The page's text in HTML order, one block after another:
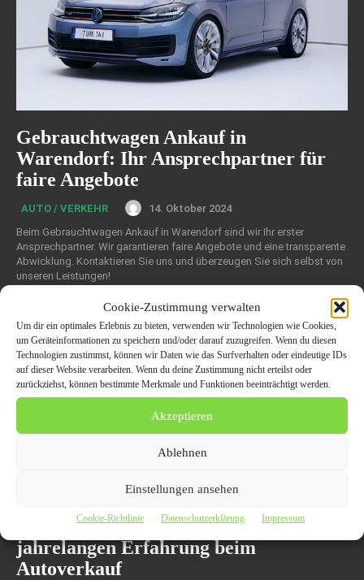
Cookie-Zustimmung verwalten
Um dir ein optimales Erlebnis zu bieten, verwenden wir Technologien wie Cookies,
um Geräteinformationen zu speichern und/oder darauf zuzugreifen. Wenn du diesen
Technologien zustimmst, können wir Daten wie das Surfverhalten oder eindeutige IDs
auf dieser Website verarbeiten. Wenn du deine Zustimmung nicht erteilst oder
zurückziehst, können bestimmte Merkmale und Funktionen beeinträchtigt werden.
Akzeptieren
Ablehnen
Einstellungen ansehen
Cookie-Richtlinie Datenschutzerklärung Impressum
Gebrauchtwagen Ankauf in
Warendorf: Ihr Ansprechpartner für
faire Angebote
AUTO / VERKEHR
14. Oktober 2024
Beim Gebrauchtwagen Ankauf in Warendorf sind wir Ihr erster
Ansprechpartner. Wir garantieren faire Angebote und eine transparente
Abwicklung. Kontaktieren Sie uns und überzeugen Sie sich selbst von
unseren Leistungen!
Autoankaufs Warendorf – mit
jahrelangen Erfahrung beim
Autoverkauf